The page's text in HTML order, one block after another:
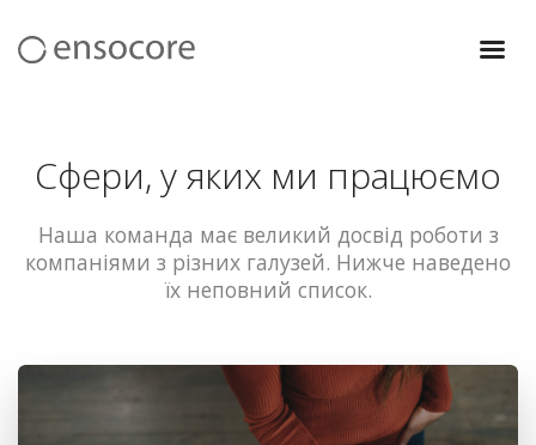
Сфери
Проекти
Вакансії
Контакти
Сфери, у яких ми працюємо
Наша команда має великий досвід роботи з
компаніями з різних галузей. Нижче наведено
їх неповний список.